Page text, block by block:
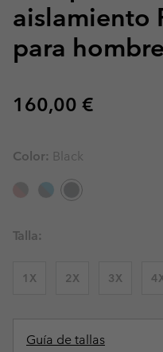
aislamiento
para
Regular price:
160,00 €
Color: Black
Talla:
1X 2X 3X
Guía de tallas